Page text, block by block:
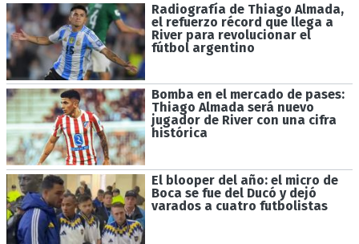
Radiografía de Thiago Almada,
el refuerzo récord que llega a
River para revolucionar el
fútbol argentino
Bomba en el mercado de pases:
Thiago Almada será nuevo
jugador de River con una cifra
histórica
El blooper del año: el micro de
Boca se fue del Ducó y dejó
varados a cuatro futbolistas